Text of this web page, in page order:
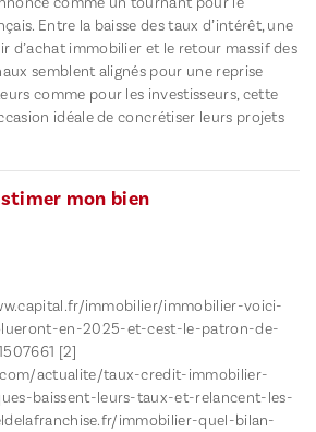
Entre la baisse des taux d’intérêt, une
d’achat immobilier et le retour massif des
semblent alignés pour une reprise
comme pour les investisseurs, cette
idéale de concrétiser leurs projets
mon bien
immobilier/immobilier-voici-
en-2025-et-cest-le-patron-de-
[2]
actualite/taux-credit-immobilier-
baissent-leurs-taux-et-relancent-les-
immobilier-quel-bilan-